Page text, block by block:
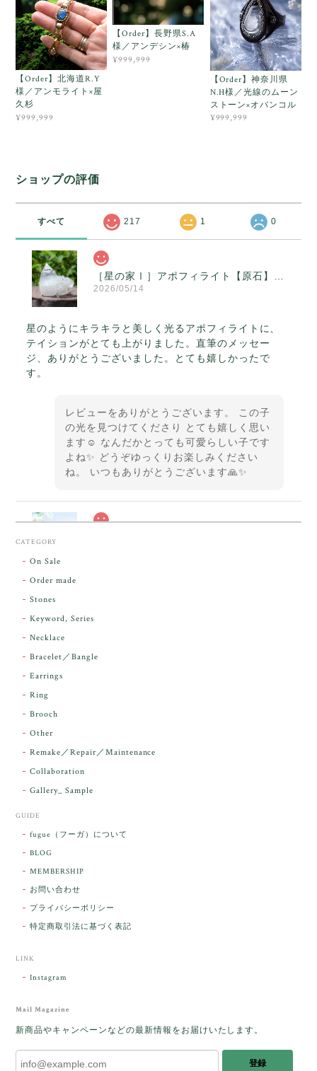
【Order】北海道R.Y
様／アンモライト×屋
久杉
¥999,999
【Order】長野県S.A
様／アンデシン×椿
¥999,999
【Order】神奈川県
N.H様／光線のムーン
ストーン×オバンコル
¥999,999
ショップの評価
すべて 217 1 0
2026/05/14
星のようにキラキラと美しく光るアポフィライトに、
テイションがとても上がりました。直筆のメッセー
ジ、ありがとうございました。とても嬉しかったで
す。
レビューをありがとうございます。 この子
の光を見つけてくださり とても嬉しく思い
ます☺️ なんだかとっても可愛らしい子です
よね✨ どうぞゆっくりお楽しみください
ね。 いつもありがとうございます🙏✨
ンダラで感動しました。素敵な箱と和紙で石を包んで
下さり、ありがとうございました。
レビューをありがとうございます。 実物を
こそ この度は誠にありがとうございまし
た人に幸せが訪れる」という言い伝えがあるケサラン
パサラン。とっても素敵です。メッセージでは色々記
憶違いもありましたが、またいつかお会いして楽しい
した。
をあたたかく迎え入れてくださり とても嬉
しく思います。 この石のふわりとした光を
ランパサラン」でした。これからはT様の
CATEGORY
On Sale
Order made
Stones
Keyword, Series
Necklace
Bracelet／Bangle
Earrings
Ring
Brooch
Other
Remake／Repair／Maintenance
Collaboration
Gallery_ Sample
GUIDE
fugue（フーガ）について
BLOG
MEMBERSHIP
お問い合わせ
プライバシーポリシー
特定商取引法に基づく表記
LINK
Instagram
Mail Magazine
新商品やキャンペーンなどの最新情報をお届けいたします。
登録